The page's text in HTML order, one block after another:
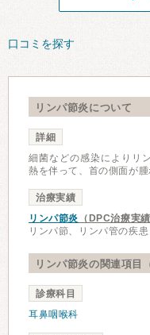
口コミを探す
リンパ節炎について
詳細
細菌などの感染によりリ
熱を伴って、首の側面が腫
治療実績
リンパ節炎 （DPC治療実績
リンパ節、リンパ管の疾患
リンパ節炎の関連項目
診療科目
耳鼻咽喉科